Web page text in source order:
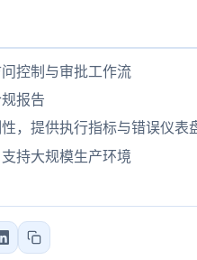
控制与审批工作流
报告
，提供执行指标与错误仪表
持大规模生产环境